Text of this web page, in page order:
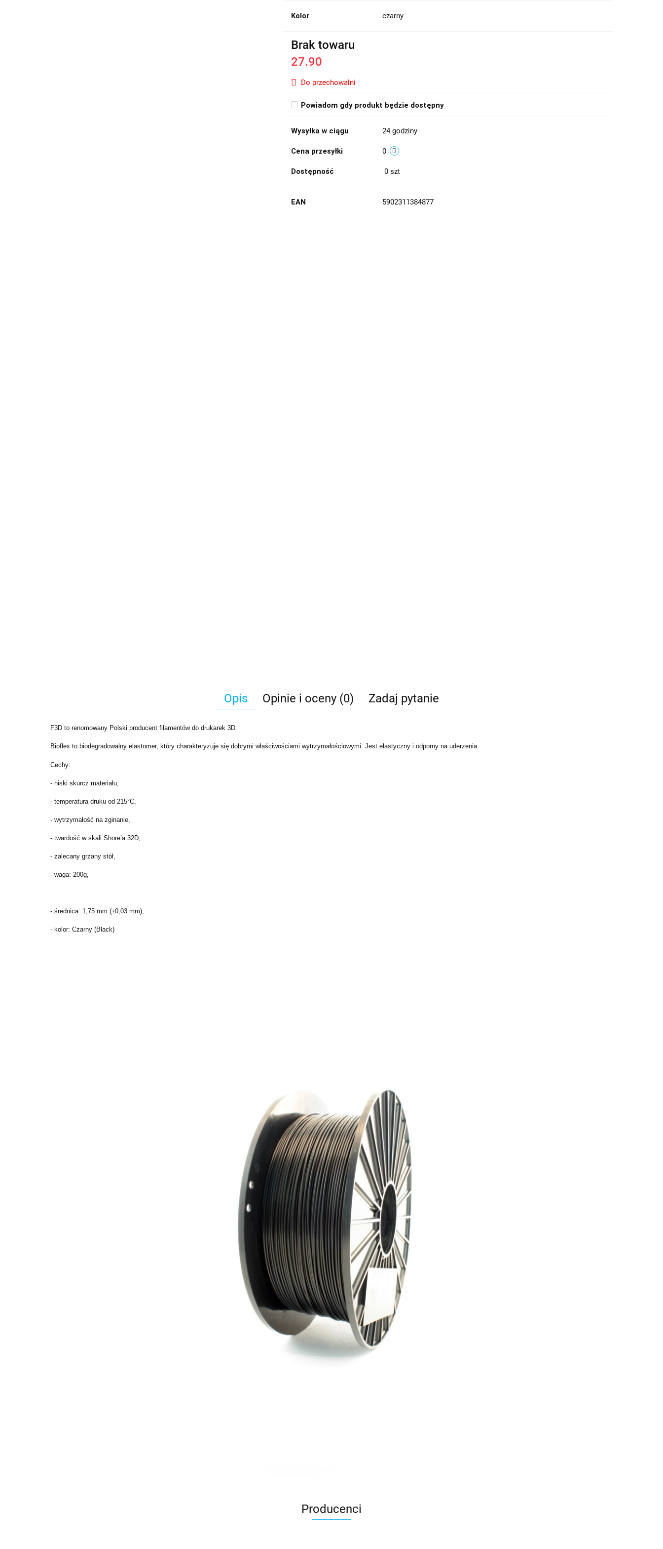
Kolor czarny
Brak towaru
27.90
Do przechowalni
Powiadom gdy produkt będzie dostępny
Wysyłka w ciągu 24 godziny
Cena przesyłki 0
Dostępność 0 szt
EAN 5902311384877
Opis Opinie i oceny (0) Zadaj pytanie
F3D to renomowany Polski producent filamentów do drukarek 3D.
Bioflex to biodegradowalny elastomer, który charakteryzuje się dobrymi właściwościami wytrzymałościowymi. Jest elastyczny i odporny na uderzenia.
Cechy:
- niski skurcz materiału,
- temperatura druku od 215°C,
- wytrzymałość na zginanie,
- twardość w skali Shore’a 32D,
- zalecany grzany stół,
- waga: 200g,
- średnica: 1,75 mm (±0,03 mm),
- kolor: Czarny (Black)
Producenci